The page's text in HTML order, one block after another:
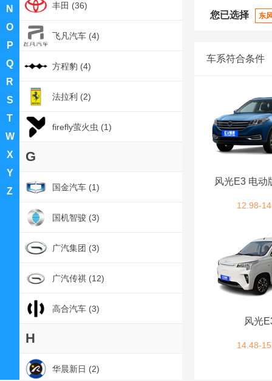
N
O
P
Q
R
S
T
W
X
Y
Z
丰田 (36)
飞凡汽车 (4)
方程豹 (4)
法拉利 (2)
firefly萤火虫 (1)
G
国金汽车 (1)
国机智骏 (3)
广汽集团 (3)
广汽传祺 (12)
高合汽车 (3)
H
华晨新日 (2)
您已选择 东
车系符合条件
风光E3 电动
12.98-
风光
14.48-